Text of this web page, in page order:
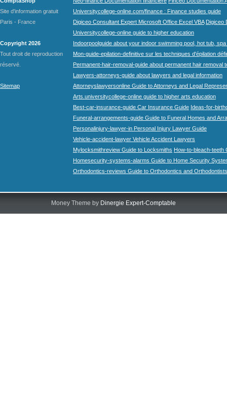
Site d'information gratuit
Paris - France
Copyright 2026
Tout droit de reproduction
réservé.
Sitemap
Universitycollege-online.com/finance : Finance studies guide
Digiceo Consultant Expert Microsoft Office Excel VBA Digiceo
Universitycollege-online guide to higher education
Indoorpoolguide about your indoor swimming pool, hot tub,
Mon-guide-epilation-definitive sur les techniques d'épilation
Permanent-hair-removal-guide about permanent hair removal
Lawyers-attorneys-guide about lawyers and legal information
Attorneyslawyersonline Guide to Attorneys and Legal
Arts.universitycollege-online guide to higher arts education
Best-car-insurance-guide Car Insurance Guide Ideas-for-
Funeral-arrangements-guide Guide to Funeral Homes and
Personalinjury-lawyer-in Personal Injury Lawyer Guide
Vehicle-accident-lawyer Vehicle Accident Lawyers
Mylocksmithreview Guide to Locksmiths How-to-bleach-teeth
Homesecurity-systems-alarms Guide to Home Security
Orthodontics-reviews Guide to Orthodontics and Orthodontists
Money Theme by Dinergie Expert-Comptable